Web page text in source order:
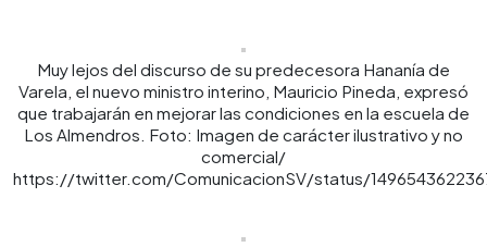
Muy lejos del discurso de su predecesora Hananía de
Varela, el nuevo ministro interino, Mauricio Pineda, expresó
que trabajarán en mejorar las condiciones en la escuela de
Los Almendros. Foto: Imagen de carácter ilustrativo y no
comercial/
https://twitter.com/ComunicacionSV/status/